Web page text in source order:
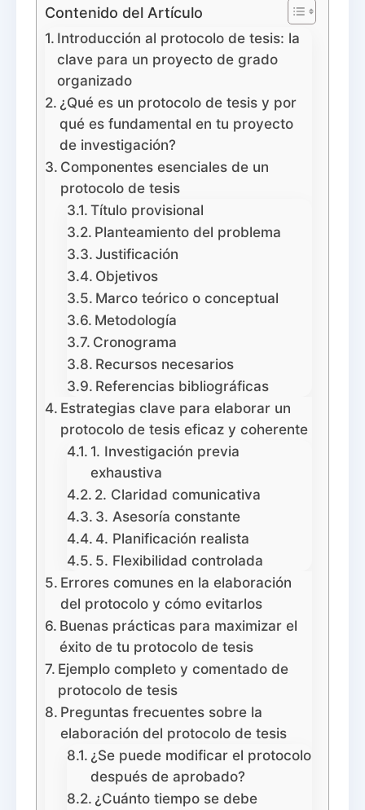
Contenido del Artículo
Introducción al protocolo de tesis: la
clave para un proyecto de grado
organizado
¿Qué es un protocolo de tesis y por
qué es fundamental en tu proyecto
de investigación?
Componentes esenciales de un
protocolo de tesis
Título provisional
Planteamiento del problema
Justificación
Objetivos
Marco teórico o conceptual
Metodología
Cronograma
Recursos necesarios
Referencias bibliográficas
Estrategias clave para elaborar un
protocolo de tesis eficaz y coherente
1. Investigación previa
exhaustiva
2. Claridad comunicativa
3. Asesoría constante
4. Planificación realista
5. Flexibilidad controlada
Errores comunes en la elaboración
del protocolo y cómo evitarlos
Buenas prácticas para maximizar el
éxito de tu protocolo de tesis
Ejemplo completo y comentado de
protocolo de tesis
Preguntas frecuentes sobre la
elaboración del protocolo de tesis
¿Se puede modificar el protocolo
después de aprobado?
¿Cuánto tiempo se debe